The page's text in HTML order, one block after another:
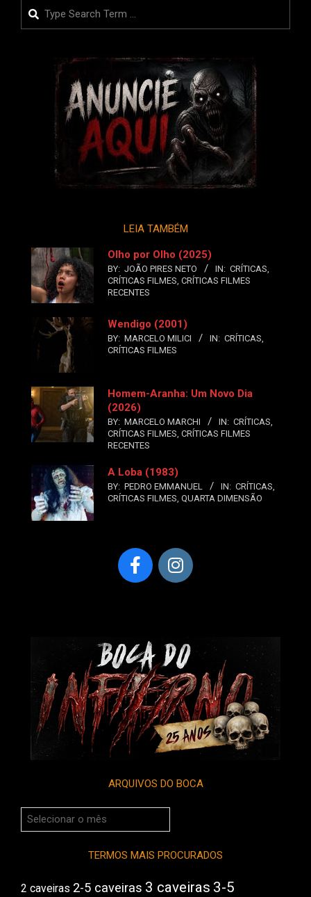
posts
Search
LEIA TAMBÉM
Olho por Olho (2025)
BY: JOÃO PIRES NETO IN: CRÍTICAS,
CRÍTICAS FILMES, CRÍTICAS FILMES
RECENTES
Wendigo (2001)
BY: MARCELO MILICI IN: CRÍTICAS,
CRÍTICAS FILMES
Homem-Aranha: Um Novo Dia
(2026)
BY: MARCELO MARCHI IN: CRÍTICAS,
CRÍTICAS FILMES, CRÍTICAS FILMES
RECENTES
A Loba (1983)
BY: PEDRO EMMANUEL IN: CRÍTICAS,
CRÍTICAS FILMES, QUARTA DIMENSÃO
ARQUIVOS DO BOCA
Arquivos
do
TERMOS MAIS PROCURADOS
2 caveiras 2-5 caveiras 3 caveiras 3-5